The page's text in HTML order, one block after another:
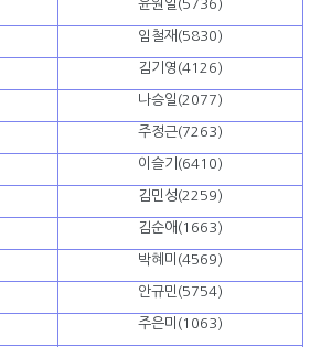
윤원일(5736)
임철재(5830)
김기영(4126)
나승일(2077)
주정근(7263)
이슬기(6410)
김민성(2259)
김순애(1663)
박혜미(4569)
안규민(5754)
주은미(1063)